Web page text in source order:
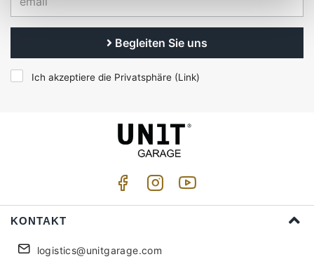
Begleiten Sie uns
Ich akzeptiere die Privatsphäre (Link)
KONTAKT
logistics@unitgarage.com